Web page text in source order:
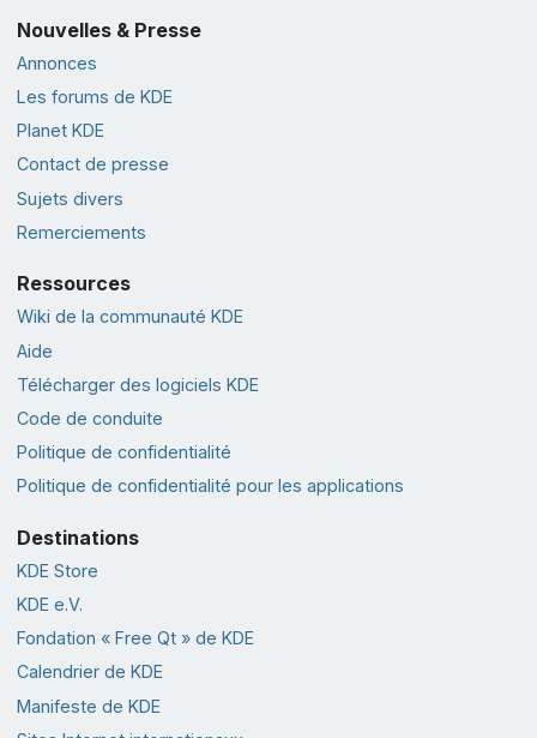
Nouvelles & Presse
Annonces
Les forums de KDE
Planet KDE
Contact de presse
Sujets divers
Remerciements
Ressources
Wiki de la communauté KDE
Aide
Télécharger des logiciels KDE
Code de conduite
Politique de confidentialité
Politique de confidentialité pour les applications
Destinations
KDE Store
KDE e.V.
Fondation « Free Qt » de KDE
Calendrier de KDE
Manifeste de KDE